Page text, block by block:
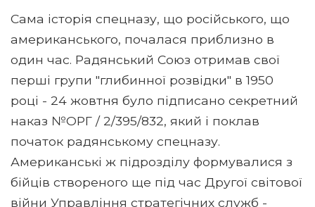
Сама історія спецназу, що російського, що
американського, почалася приблизно в
один час. Радянський Союз отримав свої
перші групи "глибинної розвідки" в 1950
році - 24 жовтня було підписано секретний
наказ №ОРГ / 2/395/832, який і поклав
початок радянському спецназу.
Американські ж підрозділу формувалися з
бійців створеного ще під час Другої світової
війни Управління стратегічних служб -